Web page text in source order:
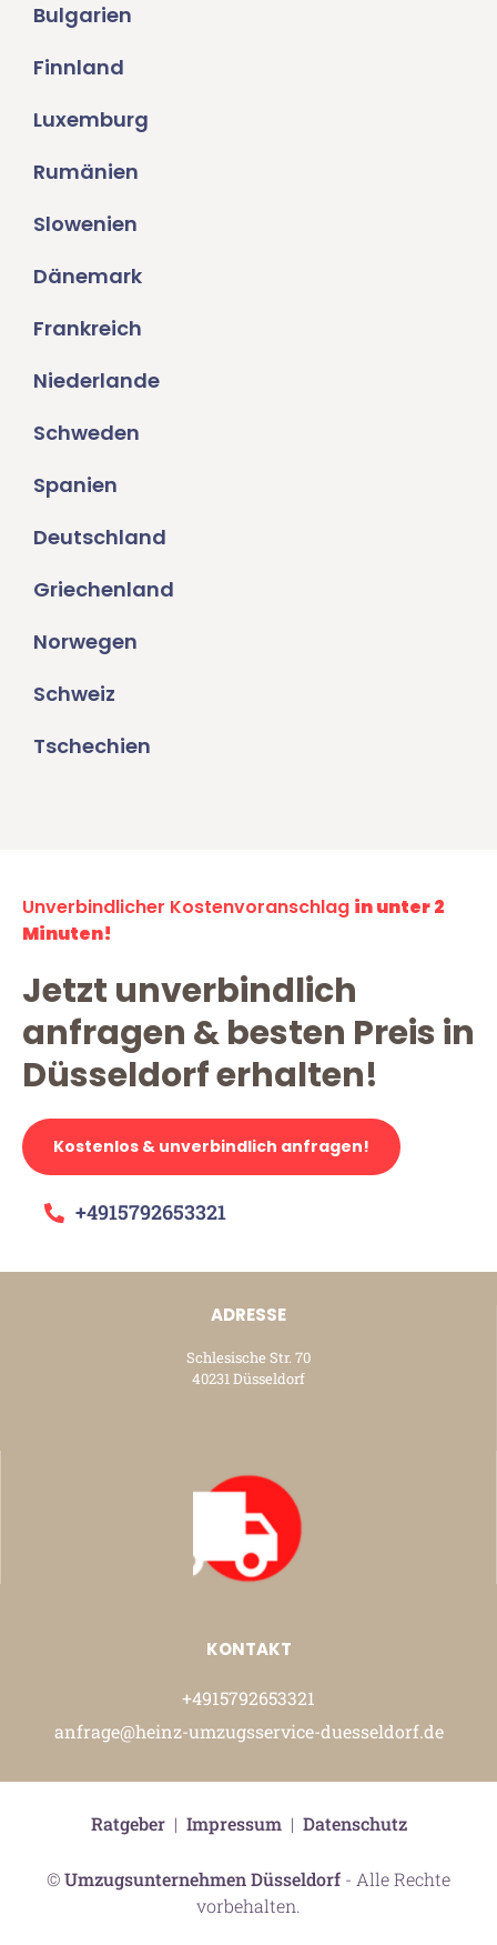
Bulgarien
Finnland
Luxemburg
Rumänien
Slowenien
Dänemark
Frankreich
Niederlande
Schweden
Spanien
Deutschland
Griechenland
Norwegen
Schweiz
Tschechien
Unverbindlicher Kostenvoranschlag in unter 2
Minuten!
Jetzt unverbindlich
anfragen & besten Preis in
Düsseldorf erhalten!
Kostenlos & unverbindlich anfragen!
+4915792653321
ADRESSE
Schlesische Str. 70
40231 Düsseldorf
KONTAKT
+4915792653321
anfrage@heinz-umzugsservice-duesseldorf.de
©Umzugsunternehmen Düsseldorf - Alle Rechte
vorbehalten.
Ratgeber| Impressum| Datenschutz